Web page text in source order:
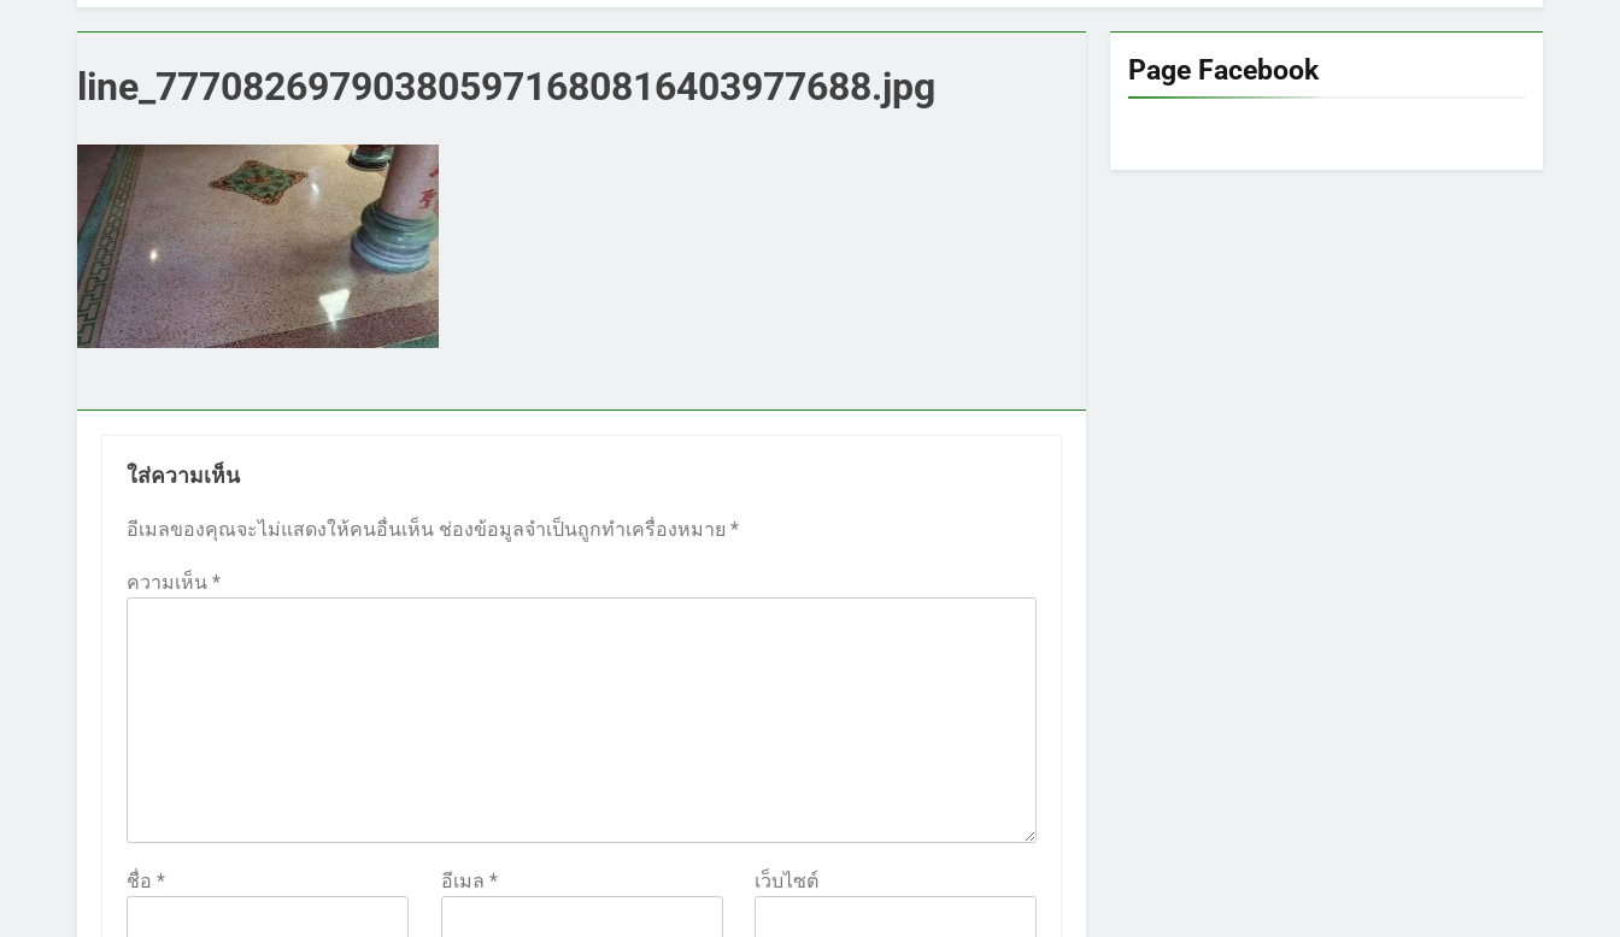
line_777082697903805971680816403977688.jpg
ใส่ความเห็น
อีเมลของคุณจะไม่แสดงให้คนอื่นเห็น ช่องข้อมูลจำเป็นถูกทำเครื่องหมาย *
ความเห็น *
ชื่อ * อีเมล * เว็บไซต์
Page Facebook